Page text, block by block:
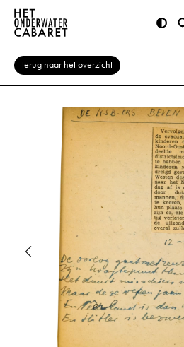
terug naar het overzicht